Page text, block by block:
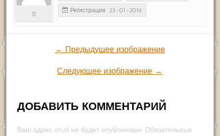
0
Регистрация: 23-01-2016
← Предыдущее изображение
Следующее изображение →
ДОБАВИТЬ КОММЕНТАРИЙ
Ваш адрес email не будет опубликован. Обязательные